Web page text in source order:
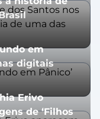
em
digitais
Erivo
de ‘Filhos